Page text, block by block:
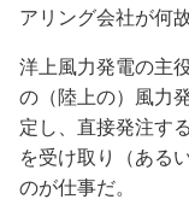
アリング会社が何
洋上風力発電の主
の（陸上の）風力
定し、直接発注す
を受け取り（ある
のが仕事だ。